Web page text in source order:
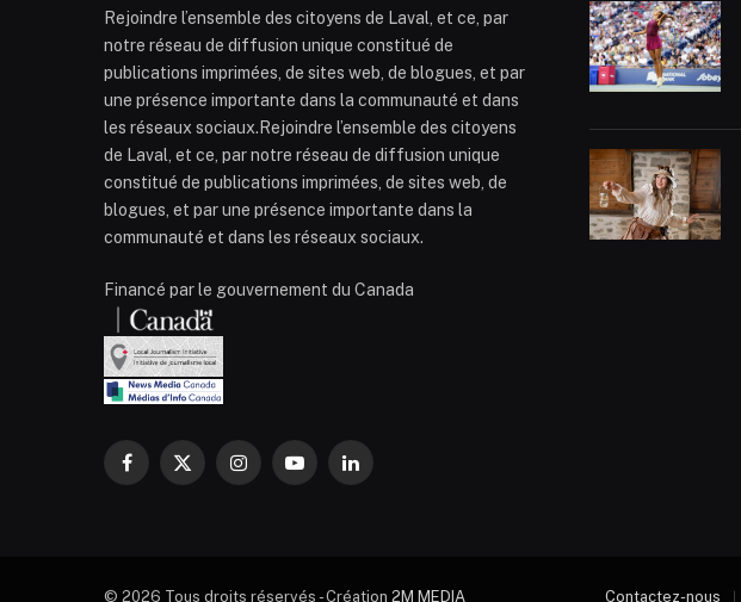
Rejoindre l’ensemble des citoyens de Laval, et ce, par
notre réseau de diffusion unique constitué de
publications imprimées, de sites web, de blogues, et par
une présence importante dans la communauté et dans
les réseaux sociaux.Rejoindre l’ensemble des citoyens
de Laval, et ce, par notre réseau de diffusion unique
constitué de publications imprimées, de sites web, de
blogues, et par une présence importante dans la
communauté et dans les réseaux sociaux.
Financé par le gouvernement du Canada
Facebook
X
InstagramYouTubeLinkedIn
© 2026 Tous droits réservés - Création 2M MEDIA Contactez-nous